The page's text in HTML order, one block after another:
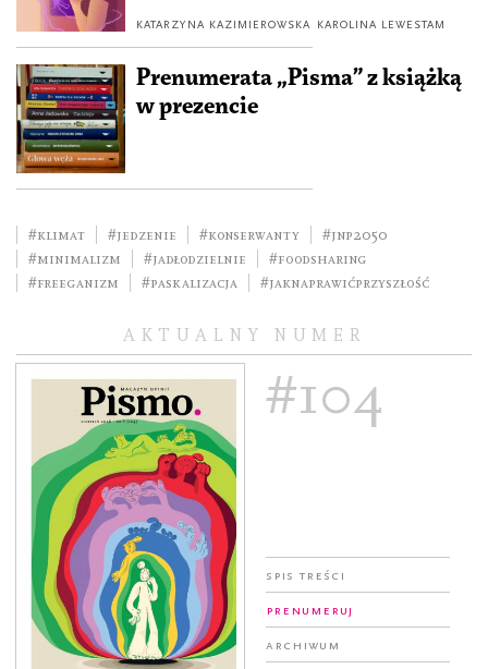
KATARZYNA KAZIMIEROWSKA KAROLINA LEWESTAM
Prenumerata „Pisma” z książką
w prezencie
#klimat #jedzenie #konserwanty
#JNP2050
#minimalizm
#jadłodzielnie
#foodsharing
#freeganizm
#paskalizacja #jaknaprawićprzyszłość
AKTUALNY NUMER
#104
Spis treści
Prenumeruj
Archiwum